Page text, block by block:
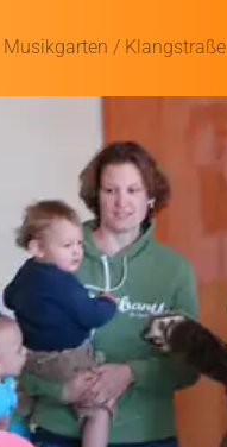
Musikgarten / Klangstraße